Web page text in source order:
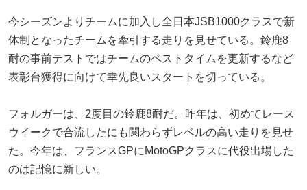
今シーズンよりチームに加入し全日本JSB1000クラスで新
体制となったチームを牽引する走りを見せている。鈴鹿8
耐の事前テストではチームのベストタイムを更新するなど
表彰台獲得に向けて幸先良いスタートを切っている。
フォルガーは、2度目の鈴鹿8耐だ。昨年は、初めてレース
ウイークで合流したにも関わらずレベルの高い走りを見せ
た。今年は、フランスGPにMotoGPクラスに代役出場した
のは記憶に新しい。